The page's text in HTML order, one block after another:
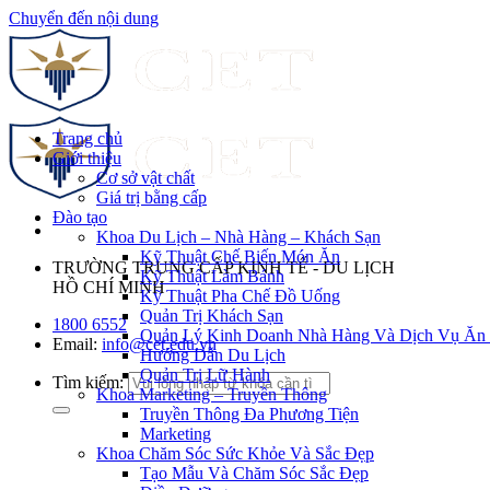
Chuyển đến nội dung
TRƯỜNG TRUNG CẤP KINH TẾ - DU LỊCH
HỒ CHÍ MINH
1800 6552
Email: info@cet.edu.vn
Tìm kiếm:
Trang chủ
Giới thiệu
Cơ sở vật chất
Giá trị bằng cấp
Đào tạo
Khoa Du Lịch – Nhà Hàng – Khách Sạn
Kỹ Thuật Chế Biến Món Ăn
Kỹ Thuật Làm Bánh
Kỹ Thuật Pha Chế Đồ Uống
Quản Trị Khách Sạn
Quản Lý Kinh Doanh Nhà Hàng Và Dịch Vụ Ăn
Hướng Dẫn Du Lịch
Quản Trị Lữ Hành
Khoa Marketing – Truyền Thông
Truyền Thông Đa Phương Tiện
Marketing
Khoa Chăm Sóc Sức Khỏe Và Sắc Đẹp
Tạo Mẫu Và Chăm Sóc Sắc Đẹp